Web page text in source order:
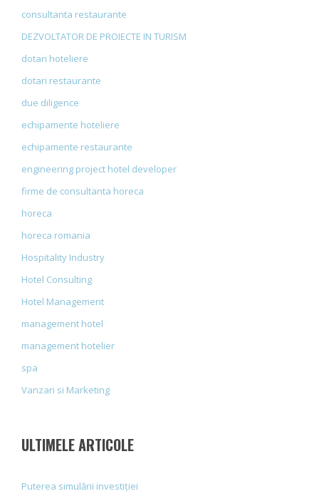
consultanta restaurante
DEZVOLTATOR DE PROIECTE IN TURISM
dotari hoteliere
dotari restaurante
due diligence
echipamente hoteliere
echipamente restaurante
engineering project hotel developer
firme de consultanta horeca
horeca
horeca romania
Hospitality Industry
Hotel Consulting
Hotel Management
management hotel
management hotelier
spa
Vanzari si Marketing
ULTIMELE ARTICOLE
Puterea simulării investiției